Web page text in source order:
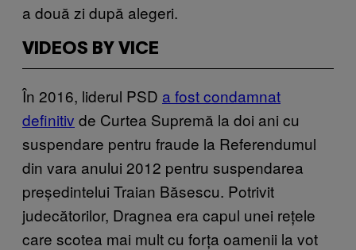
a două zi după alegeri.
VIDEOS BY VICE
În 2016, liderul PSD a fost condamnat
definitiv de Curtea Supremă la doi ani cu
suspendare pentru fraude la Referendumul
din vara anului 2012 pentru suspendarea
președintelui Traian Băsescu. Potrivit
judecătorilor, Dragnea era capul unei rețele
care scotea mai mult cu forța oamenii la vot